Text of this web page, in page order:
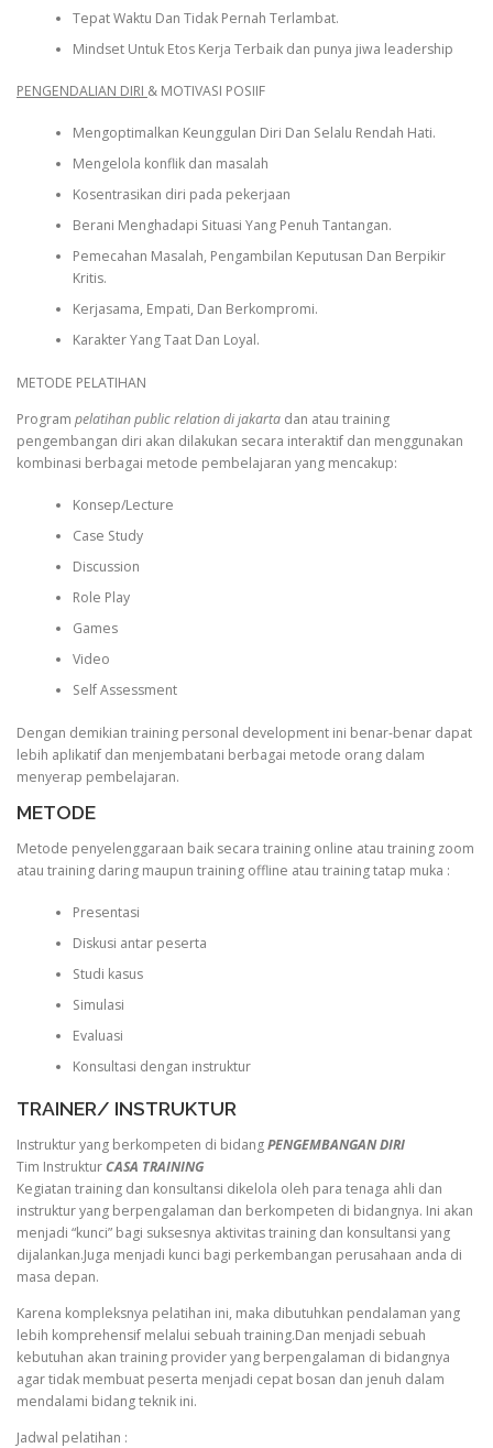
Tepat Waktu Dan Tidak Pernah Terlambat.
Mindset Untuk Etos Kerja Terbaik dan punya jiwa leadership
PENGENDALIAN DIRI & MOTIVASI POSIIF
Mengoptimalkan Keunggulan Diri Dan Selalu Rendah Hati.
Mengelola konflik dan masalah
Kosentrasikan diri pada pekerjaan
Berani Menghadapi Situasi Yang Penuh Tantangan.
Pemecahan Masalah, Pengambilan Keputusan Dan Berpikir
Kritis.
Kerjasama, Empati, Dan Berkompromi.
Karakter Yang Taat Dan Loyal.
METODE PELATIHAN
Program pelatihan public relation di jakarta dan atau training
pengembangan diri akan dilakukan secara interaktif dan menggunakan
kombinasi berbagai metode pembelajaran yang mencakup:
Konsep/Lecture
Case Study
Discussion
Role Play
Games
Video
Self Assessment
Dengan demikian training personal development ini benar-benar dapat
lebih aplikatif dan menjembatani berbagai metode orang dalam
menyerap pembelajaran.
METODE
Metode penyelenggaraan baik secara training online atau training zoom
atau training daring maupun training offline atau training tatap muka :
Presentasi
Diskusi antar peserta
Studi kasus
Simulasi
Evaluasi
Konsultasi dengan instruktur
TRAINER/ INSTRUKTUR
Instruktur yang berkompeten di bidangPENGEMBANGAN DIRI
Tim InstrukturCASA TRAINING
Kegiatan training dan konsultansi dikelola oleh para tenaga ahli dan
instruktur yang berpengalaman dan berkompeten di bidangnya. Ini akan
menjadi “kunci” bagi suksesnya aktivitas training dan konsultansi yang
dijalankan.Juga menjadi kunci bagi perkembangan perusahaan anda di
masa depan.
Karena kompleksnya pelatihan ini, maka dibutuhkan pendalaman yang
lebih komprehensif melalui sebuah training.Dan menjadi sebuah
kebutuhan akan training provider yang berpengalaman di bidangnya
agar tidak membuat peserta menjadi cepat bosan dan jenuh dalam
mendalami bidang teknik ini.
Jadwal pelatihan :